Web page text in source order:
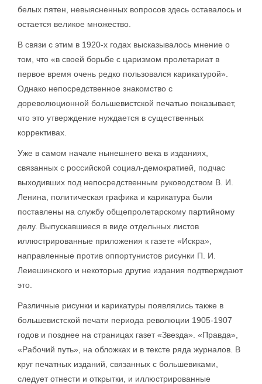
белых пятен, невыясненных вопросов здесь оставалось и
остается великое множество.
В связи с этим в 1920-х годах высказывалось мнение о
том, что «в своей борьбе с царизмом пролетариат в
первое время очень редко пользовался карикатурой».
Однако непосредственное знакомство с
дореволюционной большевистской печатью показывает,
что это утверждение нуждается в существенных
коррективах.
Уже в самом начале нынешнего века в изданиях,
связанных с российской социал-демократией, подчас
выходивших под непосредственным руководством В. И.
Ленина, политическая графика и карикатура были
поставлены на службу общепролетарскому партийному
делу. Выпускавшиеся в виде отдельных листов
иллюстрированные приложения к газете «Искра»,
направленные против оппортунистов рисунки П. И.
Леиешинского и некоторые другие издания подтверждают
это.
Различные рисунки и карикатуры появлялись также в
большевистской печати периода революции 1905-1907
годов и позднее на страницах газет «Звезда». «Правда»,
«Рабочий путь», на обложках и в тексте ряда журналов. В
круг печатных изданий, связанных с большевиками,
следует отнести и открытки, и иллюстрированные